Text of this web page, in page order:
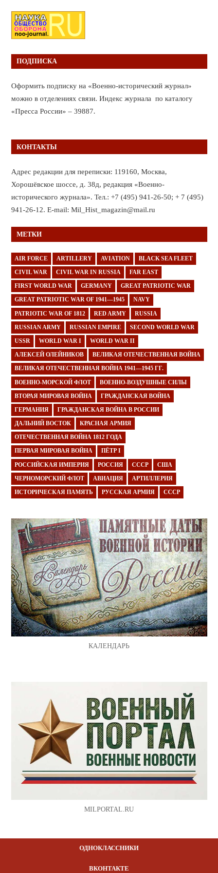
ПОДПИСКА
Оформить подписку на «Военно-исторический журнал»
можно в отделениях связи. Индекс журнала по каталогу
«Пресса России» – 39887.
КОНТАКТЫ
Адрес редакции для переписки: 119160, Москва,
Хорошёвское шоссе, д. 38д, редакция «Военно-
исторического журнала». Тел.: +7 (495) 941-26-50; + 7 (495)
941-26-12. E-mail: Mil_Hist_magazin@mail.ru
МЕТКИ
AIR FORCE ARTILLERY AVIATION BLACK SEA FLEET
CIVIL WAR CIVIL WAR IN RUSSIA FAR EAST
FIRST WORLD WAR GERMANY GREAT PATRIOTIC WAR
GREAT PATRIOTIC WAR OF 1941—1945 NAVY
PATRIOTIC WAR OF 1812 RED ARMY RUSSIA
RUSSIAN ARMY RUSSIAN EMPIRE SECOND WORLD WAR
USSR WORLD WAR I WORLD WAR II
АЛЕКСЕЙ ОЛЕЙНИКОВ ВЕЛИКАЯ ОТЕЧЕСТВЕННАЯ ВОЙНА
ВЕЛИКАЯ ОТЕЧЕСТВЕННАЯ ВОЙНА 1941—1945 ГГ.
ВОЕННО-МОРСКОЙ ФЛОТ ВОЕННО-ВОЗДУШНЫЕ СИЛЫ
ВТОРАЯ МИРОВАЯ ВОЙНА ГРАЖДАНСКАЯ ВОЙНА
ГЕРМАНИЯ ГРАЖДАНСКАЯ ВОЙНА В РОССИИ
ДАЛЬНИЙ ВОСТОК КРАСНАЯ АРМИЯ
ОТЕЧЕСТВЕННАЯ ВОЙНА 1812 ГОДА
ПЕРВАЯ МИРОВАЯ ВОЙНА ПЁТР I
РОССИЙСКАЯ ИМПЕРИЯ РОССИЯ СССР США
ЧЕРНОМОРСКИЙ ФЛОТ АВИАЦИЯ АРТИЛЛЕРИЯ
ИСТОРИЧЕСКАЯ ПАМЯТЬ РУССКАЯ АРМИЯ СССР
КАЛЕНДАРЬ
MILPORTAL.RU
ОДНОКЛАССНИКИ
ВКОНТАКТЕ